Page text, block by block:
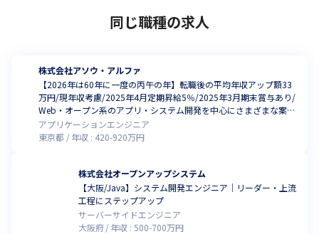
同じ職種の求人
株式会社アソウ・アルファ
【2026年は60年に一度の丙午の年】転職後の平均年収アップ額33
万円/現年収考慮/2025年4月定期昇給5％/2025年3月期末賞与あり/
Web・オープン系のアプリ・システム開発を中心にさまざまな案件
にチャレンジ／AI、クラウド、DXなど最先端案件多数/あなたのス
キルアップをサポート
アプリケーションエンジニア
東京都
年収 : 420-920万円
株式会社オープンアップシステム
【大阪/Java】システム開発エンジニア｜リーダー・上流
工程にステップアップ
サーバーサイドエンジニア
大阪府
年収 :500-700万円